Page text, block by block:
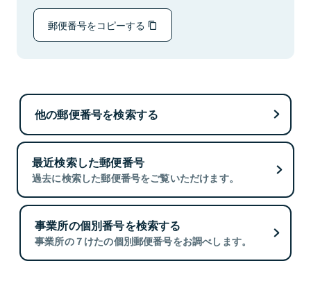
郵便番号をコピーする
他の郵便番号を検索する
最近検索した郵便番号
過去に検索した郵便番号をご覧いただけます。
事業所の個別番号を検索する
事業所の７けたの個別郵便番号をお調べします。